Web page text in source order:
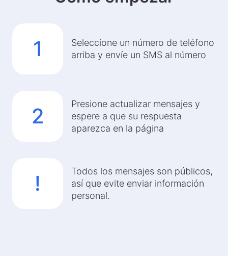
1
Seleccione un número de teléfono
arriba y envíe un SMS al número
2
Presione actualizar mensajes y
espere a que su respuesta
aparezca en la página
!
Todos los mensajes son públicos,
así que evite enviar información
personal.